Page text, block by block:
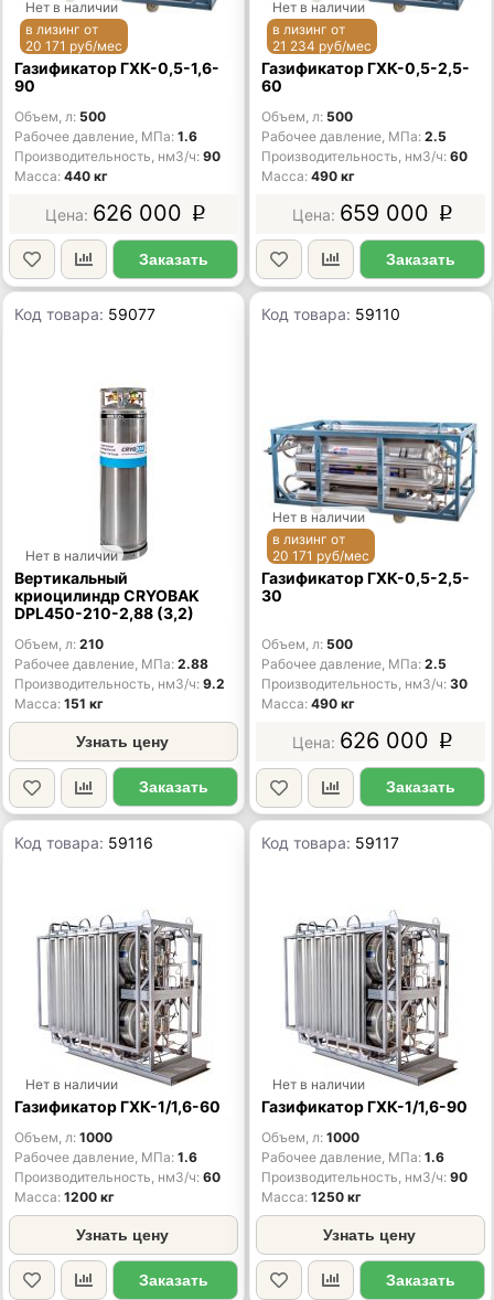
Нет в наличии
в лизинг от
20 171 руб/мес
Газификатор ГХК-0,5-1,6-
90
Объем, л 500
Рабочее давление, МПа 1.6
Производительность, нм3/ч 90
Масса 440 кг
626 000 p
Заказать
Нет в наличии
в лизинг от
21 234 руб/мес
Газификатор ГХК-0,5-2,5-
60
Объем, л 500
Рабочее давление, МПа 2.5
Производительность, нм3/ч 60
Масса 490 кг
659 000 p
Заказать
Код товара: 59077
Нет в наличии
Вертикальный
криоцилиндр CRYOBAK
DPL450-210-2,88 (3,2)
Объем, л 210
Рабочее давление, МПа 2.88
Производительность, нм3/ч 9.2
Масса 151 кг
Узнать цену
Заказать
Код товара: 59110
Нет в наличии
в лизинг от
20 171 руб/мес
Газификатор ГХК-0,5-2,5-
30
Объем, л 500
Рабочее давление, МПа 2.5
Производительность, нм3/ч 30
Масса 490 кг
626 000 p
Заказать
Код товара: 59116
Нет в наличии
Газификатор ГХК-1/1,6-60
Объем, л 1000
Рабочее давление, МПа 1.6
Производительность, нм3/ч 60
Масса 1200 кг
Узнать цену
Заказать
Код товара: 59117
Нет в наличии
Газификатор ГХК-1/1,6-90
Объем, л 1000
Рабочее давление, МПа 1.6
Производительность, нм3/ч 90
Масса 1250 кг
Узнать цену
Заказать